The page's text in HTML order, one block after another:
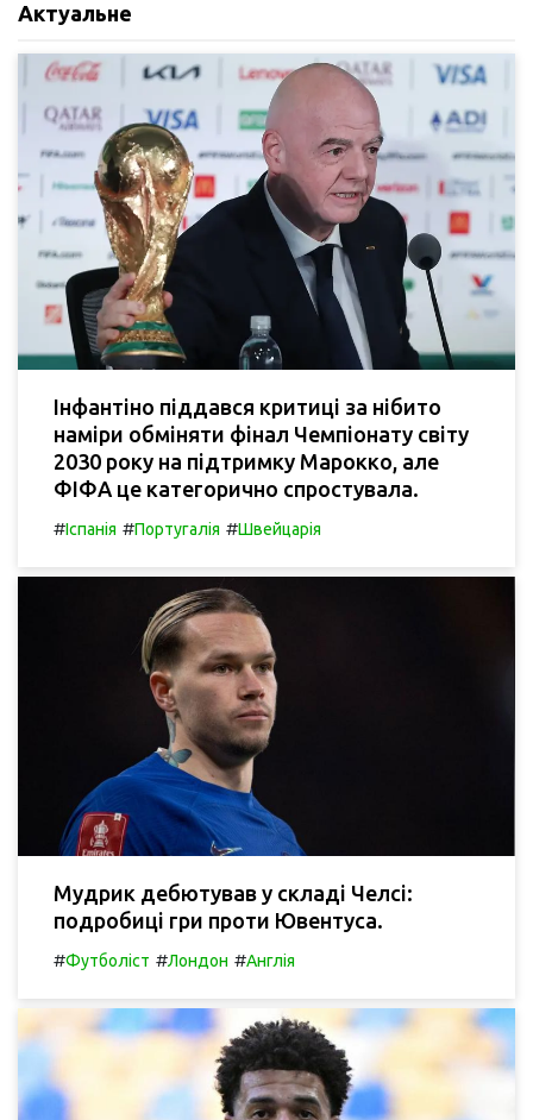
Актуальне
Інфантіно піддався критиці за нібито
наміри обміняти фінал Чемпіонату світу
2030 року на підтримку Марокко, але
ФІФА це категорично спростувала.
#Іспанія #Португалія #Швейцарія
Мудрик дебютував у складі Челсі:
подробиці гри проти Ювентуса.
#Футболіст #Лондон #Англія